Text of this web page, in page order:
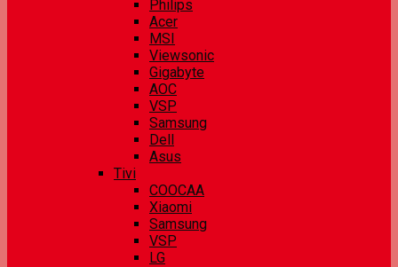
Philips
Acer
MSI
Viewsonic
Gigabyte
AOC
VSP
Samsung
Dell
Asus
Tivi
COOCAA
Xiaomi
Samsung
VSP
LG